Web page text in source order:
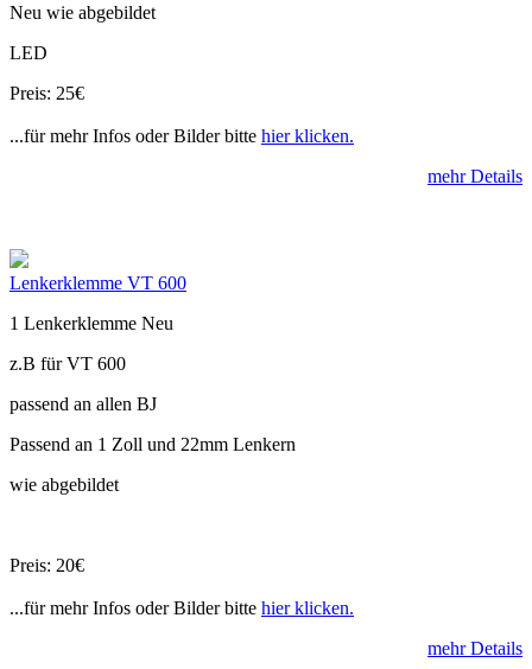
Neu wie abgebildet
LED
Preis: 25€
...für mehr Infos oder Bilder bitte hier klicken.
mehr Details
Lenkerklemme VT 600
1 Lenkerklemme Neu
z.B für VT 600
passend an allen BJ
Passend an 1 Zoll und 22mm Lenkern
wie abgebildet
Preis: 20€
...für mehr Infos oder Bilder bitte hier klicken.
mehr Details